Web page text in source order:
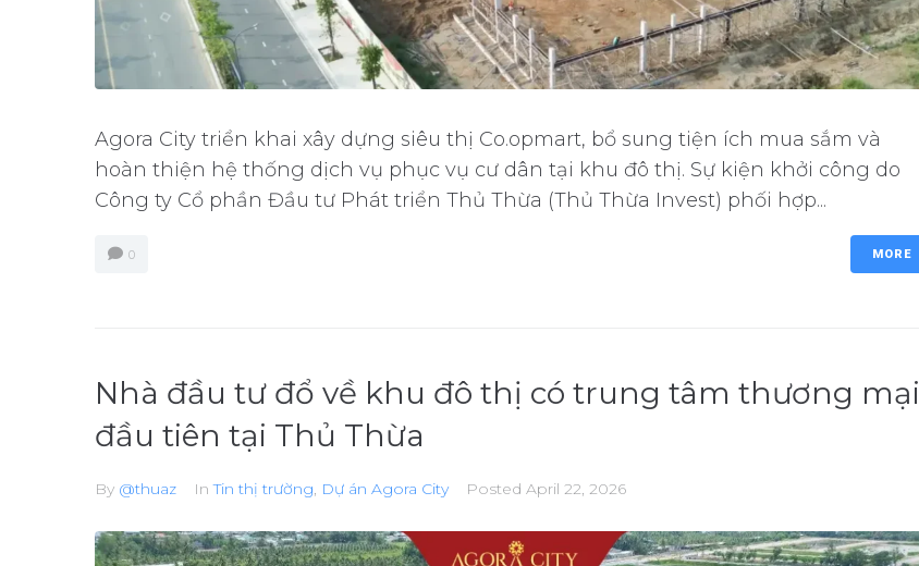
Agora City triển khai xây dựng siêu thị Co.opmart, bổ sung tiện ích mua sắm và
hoàn thiện hệ thống dịch vụ phục vụ cư dân tại khu đô thị. Sự kiện khởi công do
Công ty Cổ phần Đầu tư Phát triển Thủ Thừa (Thủ Thừa Invest) phối hợp...
0 MORE
Nhà đầu tư đổ về khu đô thị có trung tâm thương mại
đầu tiên tại Thủ Thừa
By @thuaz InTin thị trường, Dự án Agora City Posted April 22, 2026